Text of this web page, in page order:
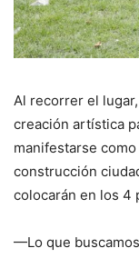
Al recorrer el
creación artística
manifestarse
construcción
colocarán en los 4
—Lo que